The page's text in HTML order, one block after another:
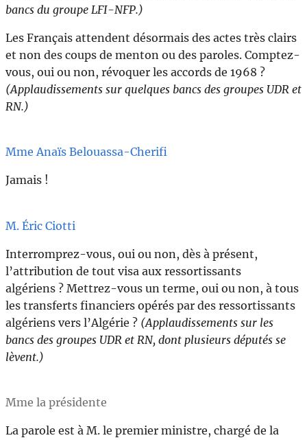
bancs du groupe LFI-NFP.)
Les Français attendent désormais des actes très clairs
et non des coups de menton ou des paroles. Comptez-
vous, oui ou non, révoquer les accords de 1968 ?
(Applaudissements sur quelques bancs des groupes UDR et
RN.)
Mme Anaïs Belouassa-Cherifi
Jamais !
M. Éric Ciotti
Interromprez-vous, oui ou non, dès à présent,
l’attribution de tout visa aux ressortissants
algériens ? Mettrez-vous un terme, oui ou non, à tous
les transferts financiers opérés par des ressortissants
algériens vers l’Algérie ? (Applaudissements sur les
bancs des groupes UDR et RN, dont plusieurs députés se
lèvent.)
Mme la présidente
La parole est à M. le premier ministre, chargé de la